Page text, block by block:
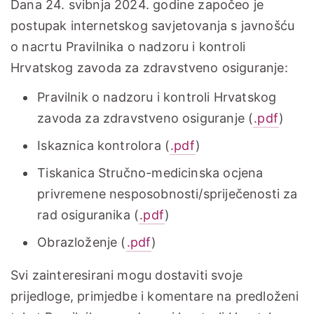
Dana 24. svibnja 2024. godine započeo je
postupak internetskog savjetovanja s javnošću
o nacrtu Pravilnika o nadzoru i kontroli
Hrvatskog zavoda za zdravstveno osiguranje:
Pravilnik o nadzoru i kontroli Hrvatskog
zavoda za zdravstveno osiguranje (.pdf)
Iskaznica kontrolora (.pdf)
Tiskanica Stručno-medicinska ocjena
privremene nesposobnosti/spriječenosti za
rad osiguranika (.pdf)
Obrazloženje (.pdf)
Svi zainteresirani mogu dostaviti svoje
prijedloge, primjedbe i komentare na predloženi